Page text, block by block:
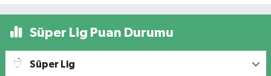
Süper Lig Puan Durumu
Süper Lig